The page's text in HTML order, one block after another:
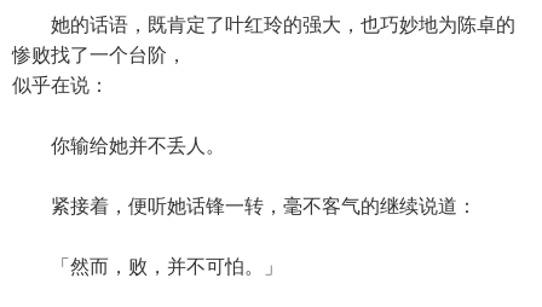
她的话语，既肯定了叶红玲的强大，也巧妙地为陈卓的
惨败找了一个台阶，
似乎在说：
你输给她并不丢人。
紧接着，便听她话锋一转，毫不客气的继续说道：
「然而，败，并不可怕。」